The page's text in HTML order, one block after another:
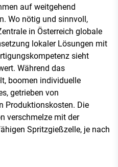
auf weitgehend
Wo nötig und sinnvoll,
in Österreich globale
lokaler Lösungen mit
sieht
Während das
boomen individuelle
getrieben von
Produktionskosten. Die
verschmelze mit der
Spritzgießzelle, je nach